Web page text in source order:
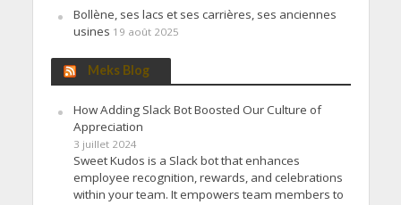
Bollène, ses lacs et ses carrières, ses anciennes
usines 19 août 2025
Meks Blog
How Adding Slack Bot Boosted Our Culture of
Appreciation
3 juillet 2024
Sweet Kudos is a Slack bot that enhances
employee recognition, rewards, and celebrations
within your team. It empowers team members to